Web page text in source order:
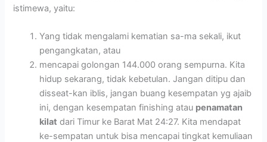
istimewa, yaitu:
Yang tidak mengalami kematian sa-ma sekali, ikut
pengangkatan, atau
mencapai golongan 144.000 orang sempurna. Kita
hidup sekarang, tidak kebetulan. Jangan ditipu dan
disseat-kan iblis, jangan buang kesempatan yg ajaib
ini, dengan kesempatan finishing atau penamatan
kilat dari Timur ke Barat Mat 24:27. Kita mendapat
ke-sempatan untuk bisa mencapai tingkat kemuliaan